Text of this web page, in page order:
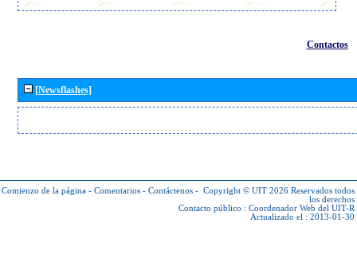
Contactos
[Newsflashes]
Comienzo de la página - Comentarios - Contáctenos - Copyright © UIT 2026 Reservados todos
los derechos
Contacto público : Coordenador Web del UIT-R
Actualizado el : 2013-01-30